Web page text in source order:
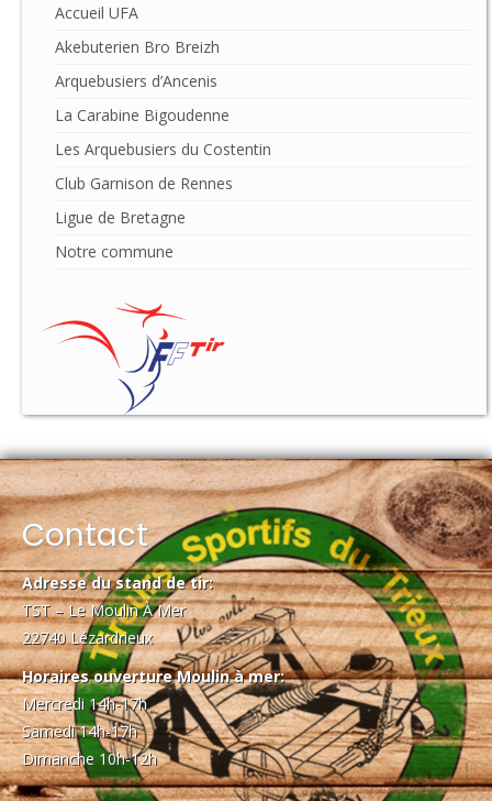
Accueil UFA
Akebuterien Bro Breizh
Arquebusiers d’Ancenis
La Carabine Bigoudenne
Les Arquebusiers du Costentin
Club Garnison de Rennes
Ligue de Bretagne
Notre commune
Contact
Adresse du stand de tir:
TST – Le Moulin À Mer
22740 Lézardrieux
Horaires ouverture Moulin à mer:
Mercredi 14h-17h
Samedi 14h-17h
Dimanche 10h-12h